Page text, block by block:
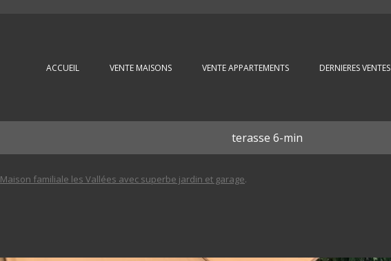
ACCUEIL VENTE MAISONS VENTE APPARTEMENTS DERNIERES VENTES
terasse 6-min
Maison familiale les Vallées avec superbe jardin et garage.